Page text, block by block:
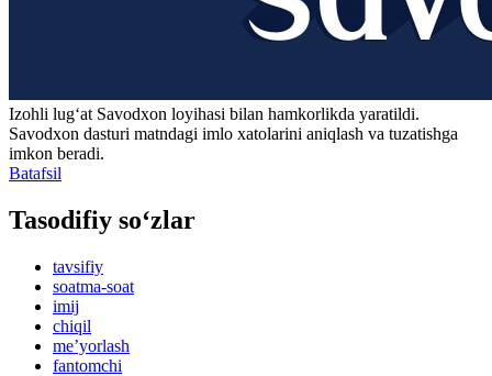
Izohli lugʻat Savodxon loyihasi bilan hamkorlikda yaratildi.
Savodxon dasturi matndagi imlo xatolarini aniqlash va tuzatishga
imkon beradi.
Batafsil
Tasodifiy so‘zlar
tavsifiy
soatma-soat
imij
chiqil
meʼyorlash
fantomchi